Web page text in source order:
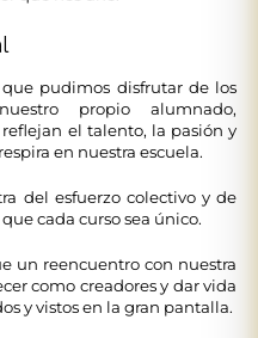
pudimos disfrutar de los
propio alumnado,
el talento, la pasión y
en nuestra escuela.
del esfuerzo colectivo y de
cada curso sea único.
un reencuentro con nuestra
como creadores y dar vida
y vistos en la gran pantalla.